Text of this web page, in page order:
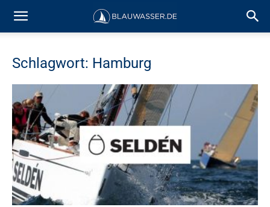
Schlagwort: Hamburg